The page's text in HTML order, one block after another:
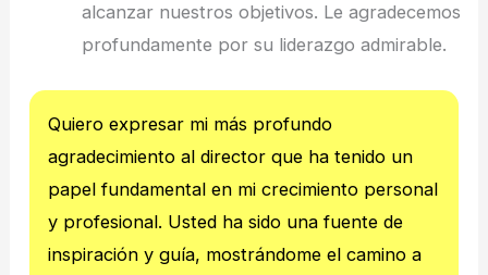
alcanzar nuestros objetivos. Le agradecemos
profundamente por su liderazgo admirable.
Quiero expresar mi más profundo
agradecimiento al director que ha tenido un
papel fundamental en mi crecimiento personal
y profesional. Usted ha sido una fuente de
inspiración y guía, mostrándome el camino a